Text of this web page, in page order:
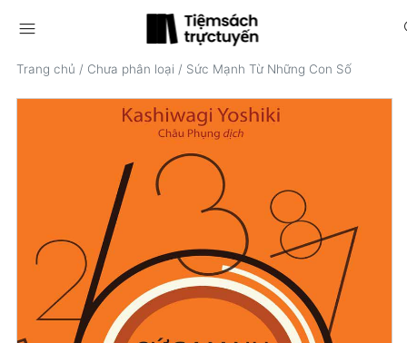
menu
Trang chủ / Chưa phân loại / Sức Mạnh Từ Những Con Số